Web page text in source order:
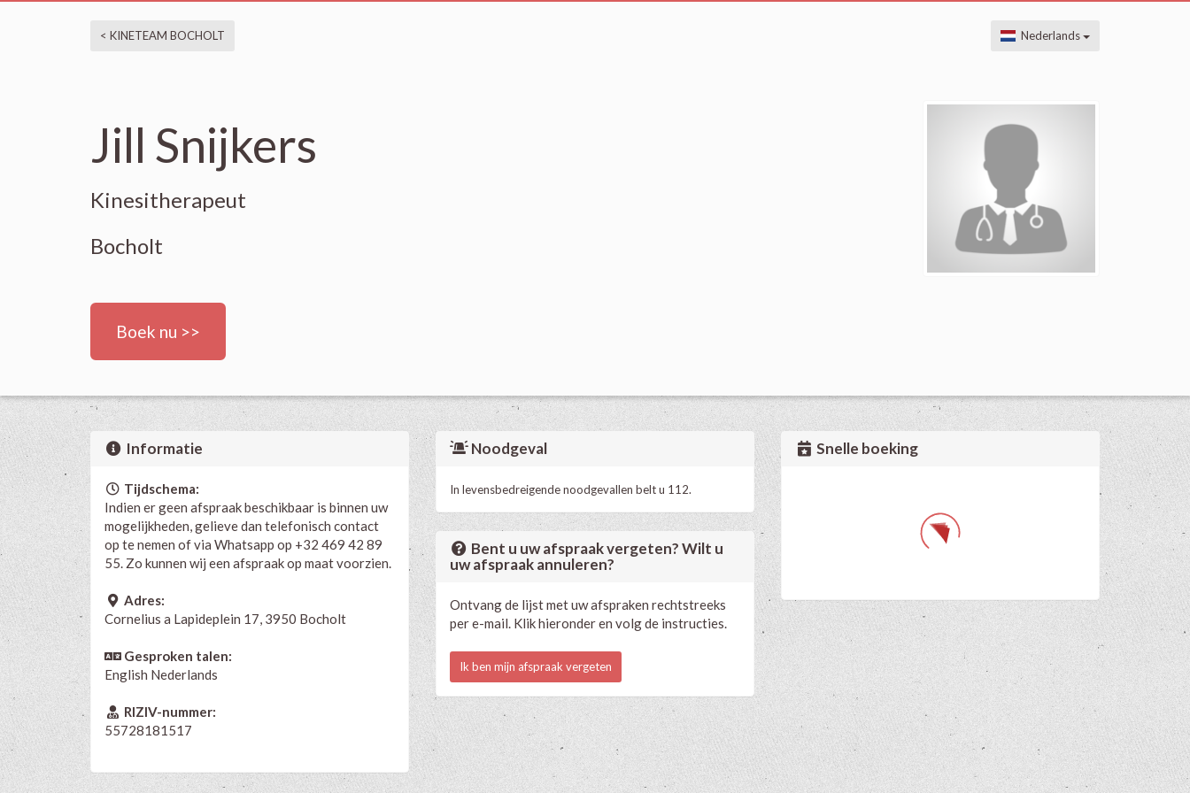
< KINETEAM BOCHOLT Nederlands
Jill Snijkers
Kinesitherapeut
Bocholt
Boek nu >>
Informatie
Tijdschema:
Indien er geen afspraak beschikbaar is binnen uw
mogelijkheden, gelieve dan telefonisch contact
op te nemen of via Whatsapp op +32 469 42 89
55. Zo kunnen wij een afspraak op maat voorzien.
Adres:
Cornelius a Lapideplein 17, 3950 Bocholt
Gesproken talen:
English Nederlands
RIZIV-nummer:
55728181517
Noodgeval
In levensbedreigende noodgevallen belt u 112.
Bent u uw afspraak vergeten? Wilt u
uw afspraak annuleren?
Ontvang de lijst met uw afspraken rechtstreeks
per e-mail. Klik hieronder en volg de instructies.
Ik ben mijn afspraak vergeten
Snelle boeking